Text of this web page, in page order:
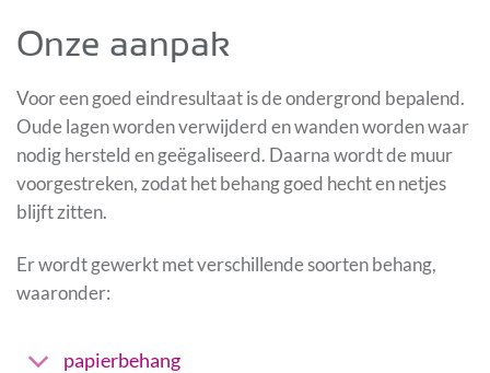
Onze aanpak
Voor een goed eindresultaat is de ondergrond bepalend.
Oude lagen worden verwijderd en wanden worden waar
nodig hersteld en geëgaliseerd. Daarna wordt de muur
voorgestreken, zodat het behang goed hecht en netjes
blijft zitten.
Er wordt gewerkt met verschillende soorten behang,
waaronder:
papierbehang